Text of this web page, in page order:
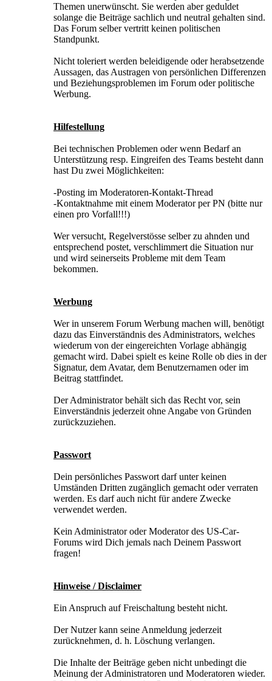
Themen unerwünscht. Sie werden aber geduldet
solange die Beiträge sachlich und neutral gehalten sind.
Das Forum selber vertritt keinen politischen
Standpunkt.
Nicht toleriert werden beleidigende oder herabsetzende
Aussagen, das Austragen von persönlichen Differenzen
und Beziehungsproblemen im Forum oder politische
Werbung.
Hilfestellung
Bei technischen Problemen oder wenn Bedarf an
Unterstützung resp. Eingreifen des Teams besteht dann
hast Du zwei Möglichkeiten:
-Posting im Moderatoren-Kontakt-Thread
-Kontaktnahme mit einem Moderator per PN (bitte nur
einen pro Vorfall!!!)
Wer versucht, Regelverstösse selber zu ahnden und
entsprechend postet, verschlimmert die Situation nur
und wird seinerseits Probleme mit dem Team
bekommen.
Werbung
Wer in unserem Forum Werbung machen will, benötigt
dazu das Einverständnis des Administrators, welches
wiederum von der eingereichten Vorlage abhängig
gemacht wird. Dabei spielt es keine Rolle ob dies in der
Signatur, dem Avatar, dem Benutzernamen oder im
Beitrag stattfindet.
Der Administrator behält sich das Recht vor, sein
Einverständnis jederzeit ohne Angabe von Gründen
zurückzuziehen.
Passwort
Dein persönliches Passwort darf unter keinen
Umständen Dritten zugänglich gemacht oder verraten
werden. Es darf auch nicht für andere Zwecke
verwendet werden.
Kein Administrator oder Moderator des US-Car-
Forums wird Dich jemals nach Deinem Passwort
fragen!
Hinweise / Disclaimer
Ein Anspruch auf Freischaltung besteht nicht.
Der Nutzer kann seine Anmeldung jederzeit
zurücknehmen, d. h. Löschung verlangen.
Die Inhalte der Beiträge geben nicht unbedingt die
Meinung der Administratoren und Moderatoren wieder.